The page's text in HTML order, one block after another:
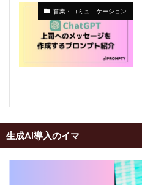
営業・コミュニケーション
生成AI導入のイマ